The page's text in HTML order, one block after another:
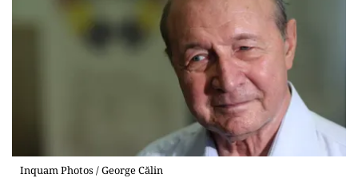
Inquam Photos / George Călin